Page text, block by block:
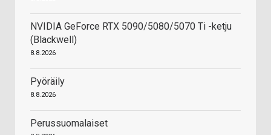
NVIDIA GeForce RTX 5090/5080/5070 Ti -ketju
(Blackwell)
8.8.2026
Pyöräily
8.8.2026
Perussuomalaiset